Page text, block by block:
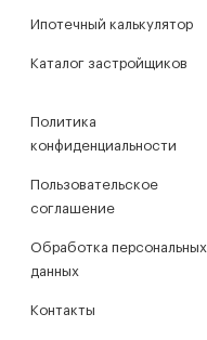
Ипотечный калькулятор
Каталог застройщиков
Политика
конфиденциальности
Пользовательское
соглашение
Обработка персональных
данных
Контакты